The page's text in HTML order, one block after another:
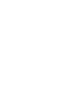
Bij
kunt u de